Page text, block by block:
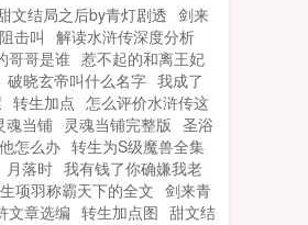
文结局之后by青灯剧透 剑来
阻击叫 解读水浒传深度分析
哥哥是谁 惹不起的和离王妃
破晓玄帝叫什么名字 我成了
转生加点 怎么评价水浒传这
魂当铺 灵魂当铺完整版 圣浴
怎么办 转生为S级魔兽全集
月落时 我有钱了你确嫌我老
项羽称霸天下的全文 剑来青
文章选编 转生加点图 甜文结